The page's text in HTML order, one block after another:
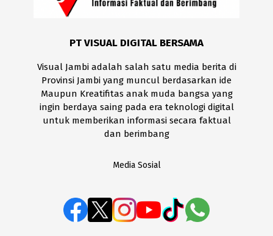
PT VISUAL DIGITAL BERSAMA
Visual Jambi adalah salah satu media berita di
Provinsi Jambi yang muncul berdasarkan ide
Maupun Kreatifitas anak muda bangsa yang
ingin berdaya saing pada era teknologi digital
untuk memberikan informasi secara faktual
dan berimbang
Media Sosial